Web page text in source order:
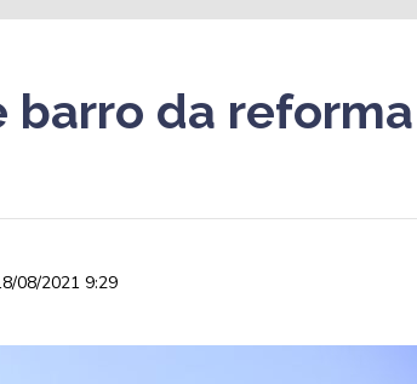
barro da reforma
08/2021 9:29